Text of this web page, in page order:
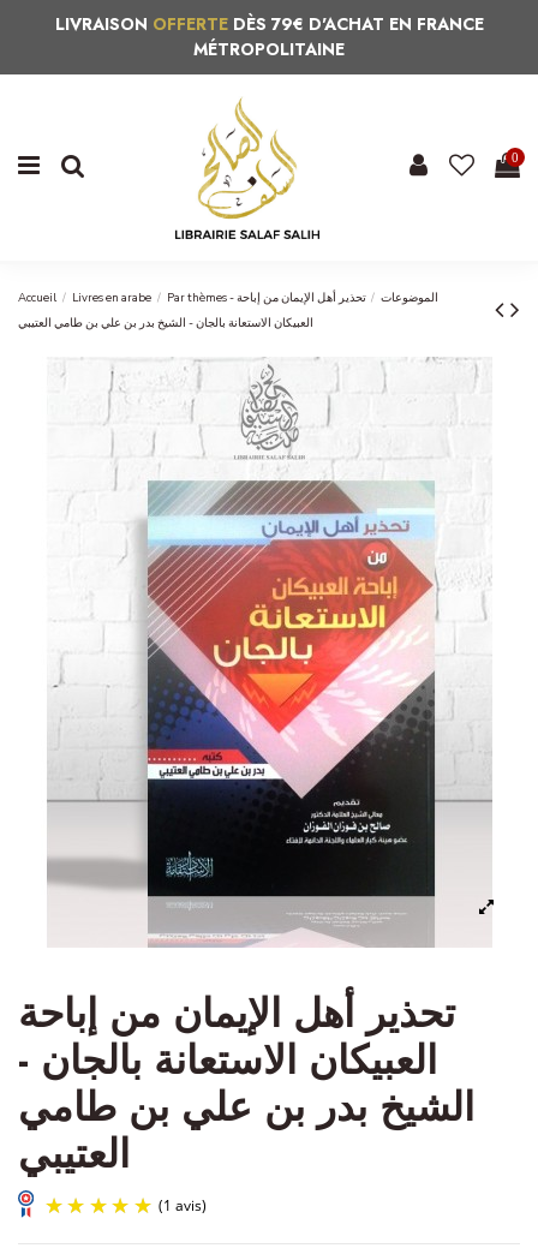
LIVRAISON OFFERTEDÈS 79€ D'ACHAT EN FRANCE
MÉTROPOLITAINE
0
Accueil Livres en arabe Par thèmes - الموضوعات
تحذير أهل الإيمان من إباحة
العبيكان الاستعانة بالجان - الشيخ بدر بن علي بن طامي العتيبي
تحذير أهل الإيمان من إباحة
العبيكان الاستعانة بالجان -
الشيخ بدر بن علي بن طامي
العتيبي